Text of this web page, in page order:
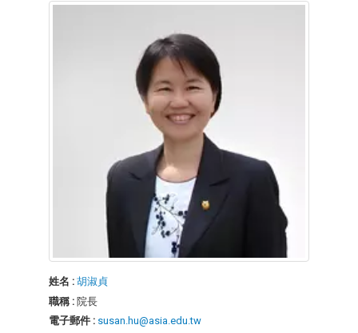
姓名 : 胡淑貞
職稱 : 院長
電子郵件 : susan.hu@asia.edu.tw